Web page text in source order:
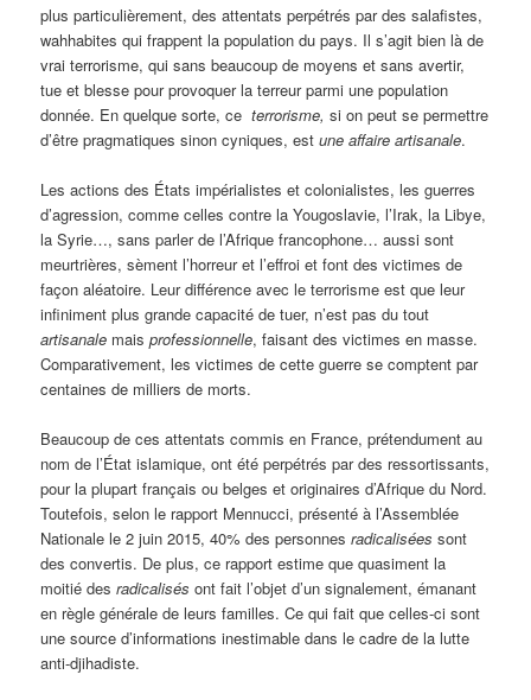
plus particulièrement, des attentats perpétrés par des salafistes,
wahhabites qui frappent la population du pays. Il s’agit bien là de
vrai terrorisme, qui sans beaucoup de moyens et sans avertir,
tue et blesse pour provoquer la terreur parmi une population
donnée. En quelque sorte, ceterrorisme, si on peut se permettre
d’être pragmatiques sinon cyniques, est une affaire artisanale.
Les actions des États impérialistes et colonialistes, les guerres
d’agression, comme celles contre la Yougoslavie, l’Irak, la Libye,
la Syrie…, sans parler de l’Afrique francophone… aussi sont
meurtrières, sèment l’horreur et l’effroi et font des victimes de
façon aléatoire. Leur différence avec le terrorisme est que leur
infiniment plus grande capacité de tuer, n’est pas du tout
artisanale maisprofessionnelle, faisant des victimes en masse.
Comparativement, les victimes de cette guerre se comptent par
centaines de milliers de morts.
Beaucoup de ces attentats commis en France, prétendument au
nom de l’État islamique, ont été perpétrés par des ressortissants,
pour la plupart français ou belges et originaires d’Afrique du Nord.
Toutefois, selon le rapport Mennucci, présenté à l’Assemblée
Nationale le 2 juin 2015, 40% des personnesradicalisées sont
des convertis. De plus, ce rapport estime que quasiment la
moitié desradicalisés ont fait l’objet d’un signalement, émanant
en règle générale de leurs familles. Ce qui fait que celles-ci sont
une source d’informations inestimable dans le cadre de la lutte
anti-djihadiste.